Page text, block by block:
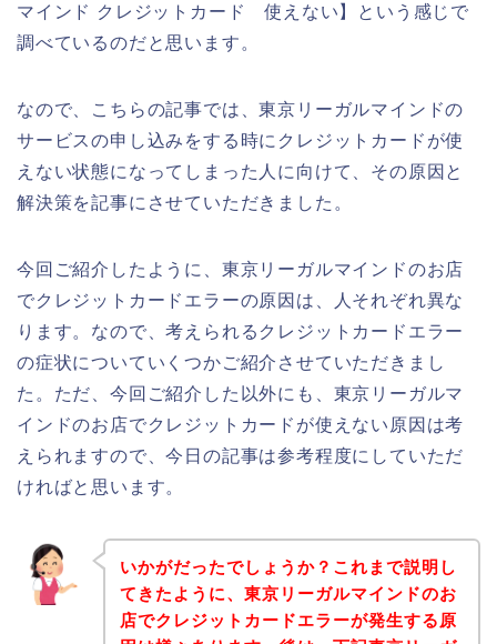
マインド クレジットカード 使えない】という感じで
調べているのだと思います。
なので、こちらの記事では、東京リーガルマインドの
サービスの申し込みをする時にクレジットカードが使
えない状態になってしまった人に向けて、その原因と
解決策を記事にさせていただきました。
今回ご紹介したように、東京リーガルマインドのお店
でクレジットカードエラーの原因は、人それぞれ異な
ります。なので、考えられるクレジットカードエラー
の症状についていくつかご紹介させていただきまし
た。ただ、今回ご紹介した以外にも、東京リーガルマ
インドのお店でクレジットカードが使えない原因は考
えられますので、今日の記事は参考程度にしていただ
ければと思います。
いかがだったでしょうか？これまで説明し
てきたように、東京リーガルマインドのお
店でクレジットカードエラーが発生する原